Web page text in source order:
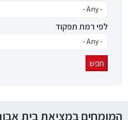
לפי רמת תפקוד
המומחים במציאת בית אבות